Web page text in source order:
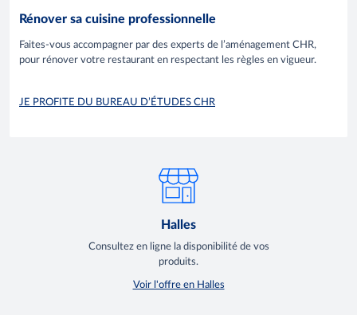
Rénover sa cuisine professionnelle
Faites-vous accompagner par des experts de l’aménagement CHR,
pour rénover votre restaurant en respectant les règles en vigueur.
JE PROFITE DU BUREAU D’ÉTUDES CHR
Halles
Consultez en ligne la disponibilité de vos
produits.
Voir l'offre en Halles